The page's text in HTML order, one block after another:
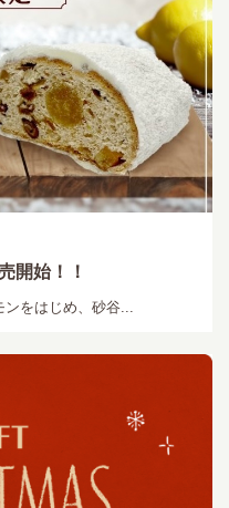
開始！！
をはじめ、砂谷...